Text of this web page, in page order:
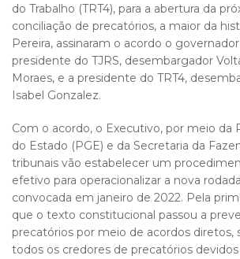
do Trabalho (TRT4), para a abertura da
conciliação de precatórios, a maior da
Pereira, assinaram o acordo o
presidente do TJRS, desembargador
Moraes, e a presidente do TRT4,
Isabel Gonzalez.
Com o acordo, o Executivo, por meio da
do Estado (PGE) e da Secretaria da
tribunais vão estabelecer um
efetivo para operacionalizar a nova
convocada em janeiro de 2022. Pela
que o texto constitucional passou a
precatórios por meio de acordos diretos,
todos os credores de precatórios